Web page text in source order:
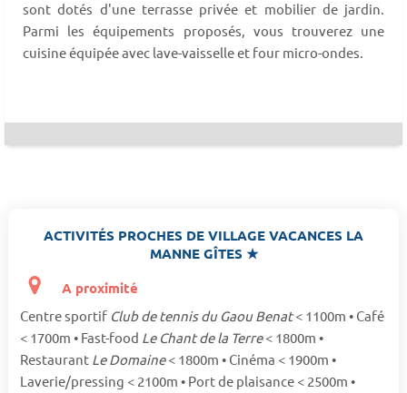
sont dotés d'une terrasse privée et mobilier de jardin.
Parmi les équipements proposés, vous trouverez une
cuisine équipée avec lave-vaisselle et four micro-ondes.
ACTIVITÉS PROCHES DE VILLAGE VACANCES LA
MANNE GÎTES ★
A proximité
Centre sportif Club de tennis du Gaou Benat< 1100m • Café
< 1700m • Fast-food Le Chant de la Terre< 1800m •
Restaurant Le Domaine< 1800m • Cinéma < 1900m •
Laverie/pressing < 2100m • Port de plaisance < 2500m •